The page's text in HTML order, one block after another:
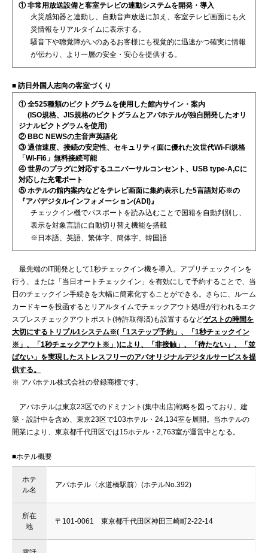
① 非常用放送設備と客室テレビの連動システムを開発・導入
火災感知器と連動し、自動音声放送に加え、客室テレビ画面にも火
災情報をリアルタイムに表示する。
騒音下や聴覚障がいのあるお客様にも視覚的に迅速かつ確実に情報
が伝わり、より一層の安全・安心を提供する。
■ 訪日外国人志向の客室づくり
① 全525種類のピクトグラムを使用した館内サイン・案内
(ISO規格、JIS規格のピクトグラムとアパホテルが独自開発したオリ
ジナルピクトグラムを使用)
② BBC NEWSの主音声英語化
③ 通信速度、接続の安定性、セキュリティ面に優れた次世代Wi-Fi規格
「Wi-Fi6」無料接続可能
④ 世界のプラグに対応するユニバーサルコンセント、USB type-A,Cに
対応した充電ポート
⑤ ホテルの館内案内などをテレビ画面に集約表示した5言語対応※の
『アパデジタルインフォメーション(ADI)』
チェックイン機でパスポートを読み込むことで国籍を自動判別し、
表示を対象言語に自動切り替え機能を搭載
※日本語、英語、繁体字、簡体字、韓国語
最先端のIT開発として1秒チェックイン機を導入。アプリチェックインを
行う、または「当日オートチェックイン」を有効にして予約することで、当
日のチェックイン手続きを大幅に簡素化することができる。さらに、ルーム
カードキーを投函するとリアルタイムでチェックアウト処理が行われるエク
スプレスチェックアウトポスト(特許取得済)も設置するなどゲストの時間を
大切にするトリプル1システム※(「1ステップ予約」、「1秒チェックイン
※」、「1秒チェックアウト※」)により、「非接触」、「待たない」、「並
ばない」を実現したストレスフリーのアパオリジナルデジタルサービスを提
供する。
※ アパホテル株式会社の登録商標です。
アパホテルは東京23区でのドミナント(集中出店)戦略を図っており、建
築・設計中を含め、東京23区で103ホテル・24,134室を展開。当ホテルの
開業により、東京都千代田区では15ホテル・2,763室が運営中となる。
■ホテル概要
ホテ
ル名
アパホテル〈水道橋駅前〉(ホテルNo.392)
所在
地
〒101-0061 東京都千代田区神田三崎町2-22-14